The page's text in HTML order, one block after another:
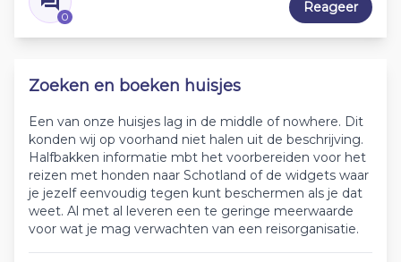
0
Reageer
Zoeken en boeken huisjes
Een van onze huisjes lag in de middle of nowhere. Dit
konden wij op voorhand niet halen uit de beschrijving.
Halfbakken informatie mbt het voorbereiden voor het
reizen met honden naar Schotland of de widgets waar
je jezelf eenvoudig tegen kunt beschermen als je dat
weet. Al met al leveren een te geringe meerwaarde
voor wat je mag verwachten van een reisorganisatie.